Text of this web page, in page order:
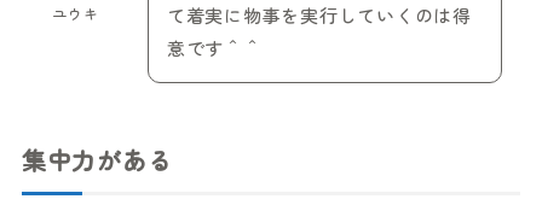
ユウキ
て着実に物事を実行していくのは得
意です＾＾
集中力がある